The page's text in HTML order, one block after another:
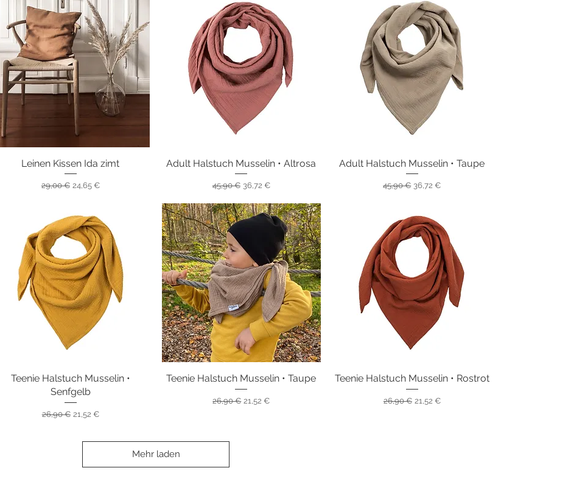
Schnellansicht
Leinen Kissen Ida zimt
Standardpreis
29,00 € Sale-Preis
24,65 €
Schnellansicht
Adult Halstuch Musselin • Altrosa
Standardpreis
45,90 € Sale-Preis
36,72 €
Schnellansicht
Adult Halstuch Musselin • Taupe
Standardpreis
45,90 € Sale-Preis
36,72 €
Schnellansicht
Teenie Halstuch Musselin •
Senfgelb
Standardpreis
26,90 € Sale-Preis
21,52 €
Schnellansicht
Teenie Halstuch Musselin • Taupe
Standardpreis
26,90 € Sale-Preis
21,52 €
Schnellansicht
Teenie Halstuch Musselin • Rostrot
Standardpreis
26,90 € Sale-Preis
21,52 €
Mehr laden